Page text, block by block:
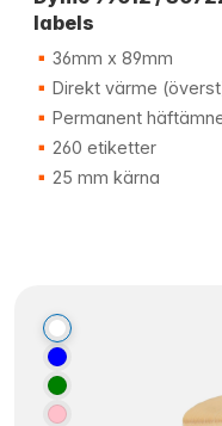
labels
36mm x 89mm
Direkt värme
Permanent
260 etiketter
25 mm kärna